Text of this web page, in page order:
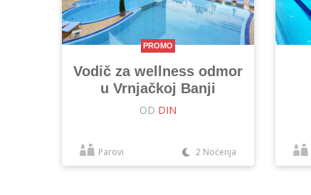
PROMO
Vodič za wellness odmor
u Vrnjačkoj Banji
OD DIN
Parovi 2 Noćenja